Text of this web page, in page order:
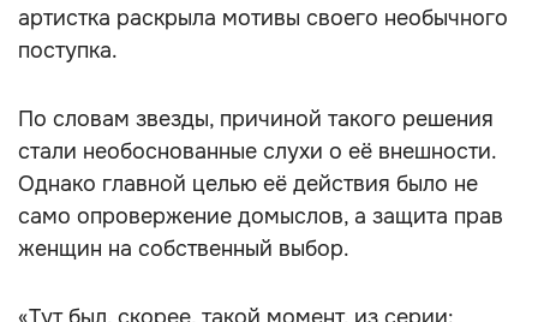
артистка раскрыла мотивы своего необычного
поступка.
По словам звезды, причиной такого решения
стали необоснованные слухи о её внешности.
Однако главной целью её действия было не
само опровержение домыслов, а защита прав
женщин на собственный выбор.